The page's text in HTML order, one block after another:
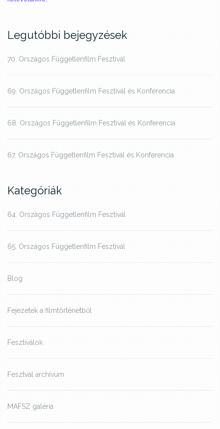
Legutóbbi bejegyzések
70. Országos Függetlenfilm Fesztivál
69. Országos Függetlenfilm Fesztivál és Konferencia
68. Országos Függetlenfilm Fesztivál és Konferencia
67. Országos Függetlenfilm Fesztivál és Konferencia
Kategóriák
64. Országos Függetlenfilm Fesztivál
65. Országos Függetlenfilm Fesztivál
Blog
Fejezetek a filmtörténetből
Fesztiválok
Fesztvál archívum
MAFSZ galéria